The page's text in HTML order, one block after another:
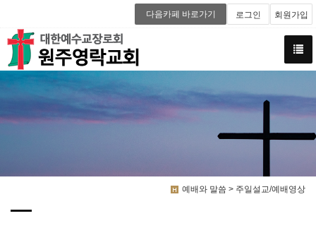
다음카페 바로가기 로그인 회원가입
예배와 말씀 > 주일설교/예배영상